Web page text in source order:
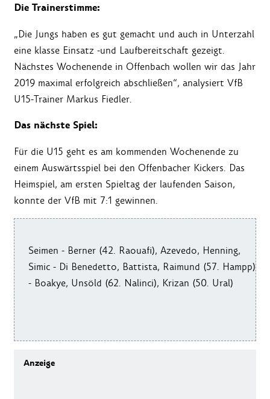
Die Trainerstimme:
„Die Jungs haben es gut gemacht und auch in Unterzahl
eine klasse Einsatz -und Laufbereitschaft gezeigt.
Nächstes Wochenende in Offenbach wollen wir das Jahr
2019 maximal erfolgreich abschließen“, analysiert VfB
U15-Trainer Markus Fiedler.
Das nächste Spiel:
Für die U15 geht es am kommenden Wochenende zu
einem Auswärtsspiel bei den Offenbacher Kickers. Das
Heimspiel, am ersten Spieltag der laufenden Saison,
konnte der VfB mit 7:1 gewinnen.
Seimen - Berner (42. Raouafi), Azevedo, Henning,
Simic - Di Benedetto, Battista, Raimund (57. Hampp)
- Boakye, Unsöld (62. Nalinci), Krizan (50. Ural)